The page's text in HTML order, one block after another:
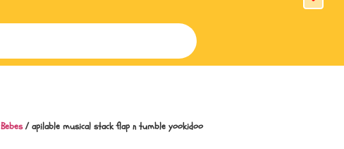
Bebes/ apilable musical stack flap n tumble yookidoo